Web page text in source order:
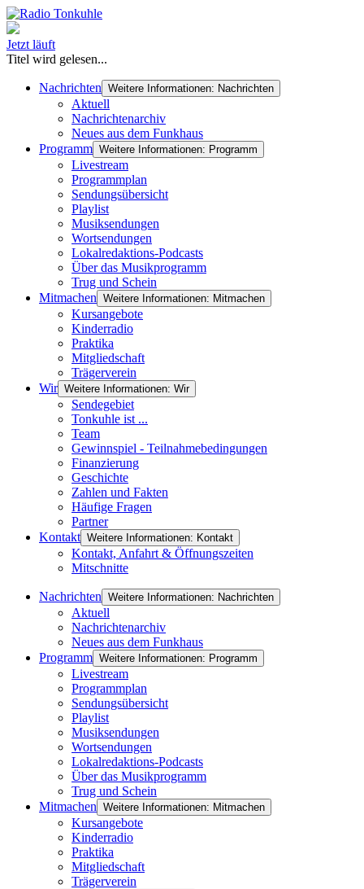
Jetzt läuft
Titel wird gelesen...
Nachrichten Weitere Informationen: Nachrichten
Aktuell
Nachrichtenarchiv
Neues aus dem Funkhaus
Programm Weitere Informationen: Programm
Livestream
Programmplan
Sendungsübersicht
Playlist
Musiksendungen
Wortsendungen
Lokalredaktions-Podcasts
Über das Musikprogramm
Trug und Schein
Mitmachen Weitere Informationen: Mitmachen
Kursangebote
Kinderradio
Praktika
Mitgliedschaft
Trägerverein
Wir Weitere Informationen: Wir
Sendegebiet
Tonkuhle ist ...
Team
Gewinnspiel - Teilnahmebedingungen
Finanzierung
Geschichte
Zahlen und Fakten
Häufige Fragen
Partner
Kontakt Weitere Informationen: Kontakt
Kontakt, Anfahrt & Öffnungszeiten
Mitschnitte
Nachrichten Weitere Informationen: Nachrichten
Aktuell
Nachrichtenarchiv
Neues aus dem Funkhaus
Programm Weitere Informationen: Programm
Livestream
Programmplan
Sendungsübersicht
Playlist
Musiksendungen
Wortsendungen
Lokalredaktions-Podcasts
Über das Musikprogramm
Trug und Schein
Mitmachen Weitere Informationen: Mitmachen
Kursangebote
Kinderradio
Praktika
Mitgliedschaft
Trägerverein